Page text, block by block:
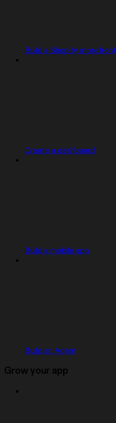
Build a Shopify storefront
Create a dashboard
Build a mobile app
Build an Agent
Grow your app